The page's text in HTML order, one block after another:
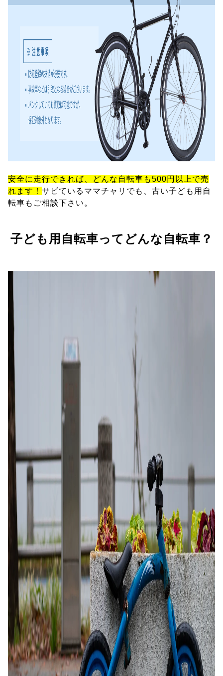
安全に走行できれば、どんな自転車も500円以上で売
れます！ サビているママチャリでも、古い子ども用自
転車もご相談下さい。
子ども用自転車ってどんな自転車？